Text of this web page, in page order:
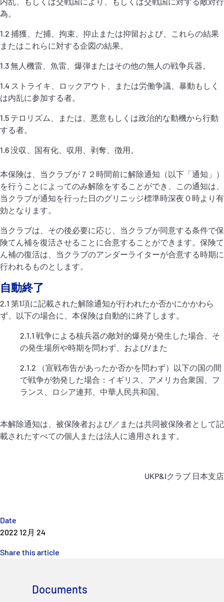
Date
2022 12月 24
Share this article
為。
1.2 捕獲、だ捕、拘束、抑止または抑留および、これらの結果
またはこれらに対する企図の結果。
1.3 無人機雷、魚雷、爆弾またはその他の無人の戦争兵器。
1.4 ストライキ、ロックアウト、または労働争議、暴動もしく
は内乱に参加する者。
1.5 テロリズム、または、悪意もしくは政治的な動機から行動
する者。
1.6 没収、国有化、収用、剥奪、徴用。
本保険は、当クラブが７２時間前に解除通知（以下「通知」）
を行うことによってのみ解除をすることができ、この通知は、
当クラブが通知を行った日のグリニッジ標準時深夜０時より有
効となります。
当クラブは、その後必要に応じ、当クラブが同意する条件で保
険てん補を復活させることに合意することができます。保険て
ん補の復活は、当クラブのアンダーライターが合意する時期に
行われるものとします。
自動終了
2.1 第1項に記載された解除通知が行われたか否かにかかわら
ず、以下の場合に、本保険は自動的に終了します。
2.1.1 戦争による核兵器の敵対的爆発が発生した場合、そ
の発生場所や時期を問わず、および/また
2.1.2 （宣戦布告があったか否かを問わず）以下の国の間
で戦争が勃発した場合：イギリス、アメリカ合衆国、フ
ランス、ロシア連邦、中華人民共和国。
本解除通知は、被保険者および／または共同被保険者として記
載されたすべての個人または法人に適用されます。
UKP&Iクラブ 日本支店
Documents